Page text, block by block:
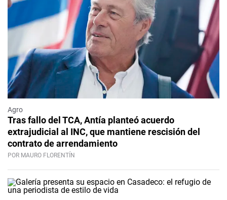
Agro
Tras fallo del TCA, Antía planteó acuerdo
extrajudicial al INC, que mantiene rescisión del
contrato de arrendamiento
POR MAURO FLORENTÍN